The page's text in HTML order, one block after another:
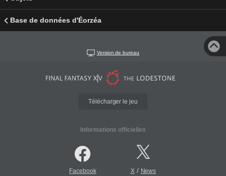
Base de données d'Éorzéa
Version de bureau
Télécharger le jeu
Informations officielles
Facebook X/ News